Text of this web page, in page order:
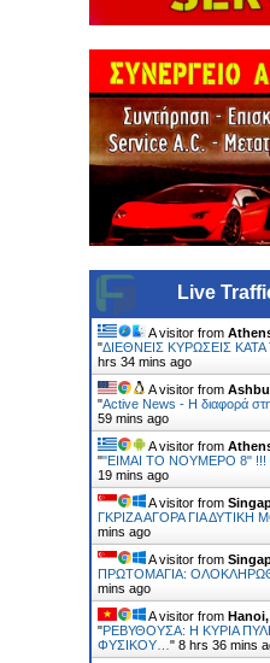
Live
A visitor from
"ΔΙΕΘΝΕΙΣ ΚΥΡΩΣΕΙΣ ΚΑΤΑ
hrs 34 mins ago
A visitor from
"Active News - Η διαφορά
59 mins ago
A visitor from
""ΕΙΜΑΙ ΤΟ ΝΟΥΜΕΡΟ 8" !!!
19 mins ago
A visitor from
ΓΚΡΙΖΑ ΑΓΟΡΑ ΓΙΑ ΔΥΤΙΚΗ
mins ago
A visitor from
ΠΡΩΤΟΜΑΓΙΑ:
mins ago
A visitor from
"ΡΕΒΥΘΟΥΣΑ: H ΚΥΡΙΑ
ΦΥΣΙΚΟΥ… " 8 hrs 36 mins